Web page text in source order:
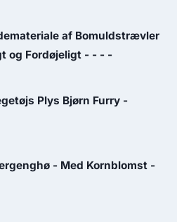
af Bomuldstrævler
og Fordøjeligt - - - -
Plys Bjørn Furry -
- Med Kornblomst -